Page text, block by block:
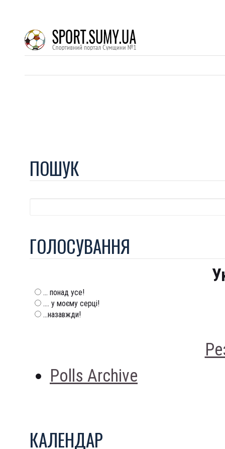
ПОШУК
ГОЛОСУВАННЯ
... понад усе!
.... у моєму серці!
...назавжди!
Polls Archive
КАЛЕНДАР